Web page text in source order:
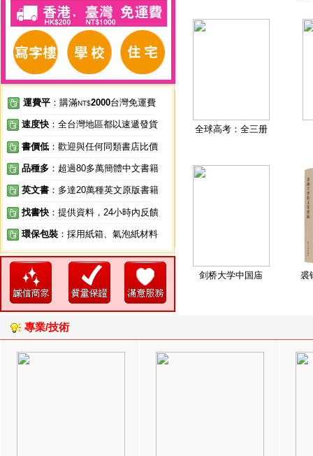
運費平 ：購滿NT$2000台灣免運費
速度快 ：全台灣地區都以速遞發貨
書價低 ：歡迎與任何同類書店比價
品種多 ：超過80多萬簡體中文書籍
英文書 ：多達20萬種英文原版書籍
找書快 ：提供資料，24小時內反饋
環保包裝 ：採用紙箱、氣泡紙材料
全球高考：全三册
剑桥大学中国庙 裘
專業/技術